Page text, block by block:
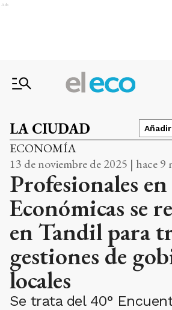
Ads
LA CIUDAD
ECONOMÍA
13 de noviembre de 2025 | hace 9
Profesionales
Económicas se
en Tandil para
gestiones de
locales
Se trata del 40°